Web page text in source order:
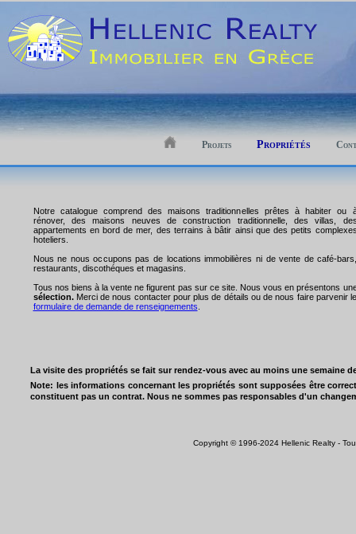
Projets Propriétés
Notre catalogue comprend des maisons traditionnelles prêtes à habiter ou
rénover, des maisons neuves de construction traditionnelle, des villas,
appartements en bord de mer, des terrains à bâtir ainsi que des petits
hoteliers.
Nous ne nous occupons pas de locations immobilières ni de vente de café-
restaurants, discothéques et magasins.
Tous nos biens à la vente ne figurent pas sur ce site. Nous vous en présentons
sélection. Merci de nous contacter pour plus de détails ou de nous faire parvenir
formulaire de demande de renseignements
La visite des propriétés se fait sur rendez-vous avec au moins une semaine
Note: les informations concernant les propriétés sont supposées être
constituent pas un contrat. Nous ne sommes pas responsables d'un
Copyright © 1996-2024 Hellenic Realty -